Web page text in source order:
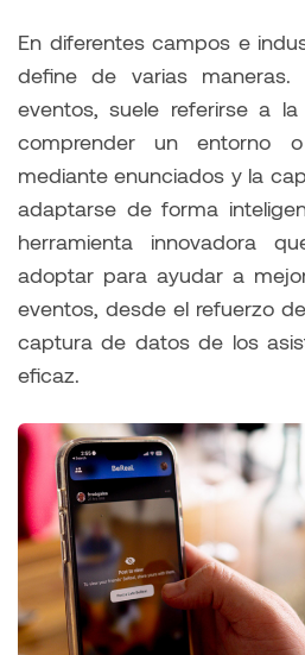
En diferentes campos e
define de varias
eventos, suele referirse a
comprender un entorno
mediante enunciados y la
adaptarse de forma
herramienta innovadora
adoptar para ayudar a
eventos, desde el refuerzo
captura de datos de los
eficaz.